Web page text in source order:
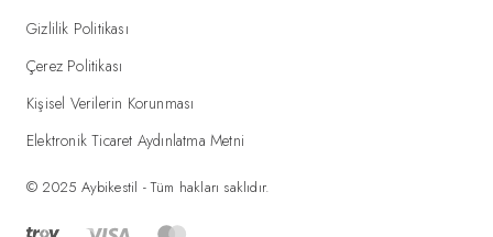
Gizlilik Politikası
Çerez Politikası
Kişisel Verilerin Korunması
Elektronik Ticaret Aydınlatma Metni
© 2025 Aybikestil - Tüm hakları saklıdır.